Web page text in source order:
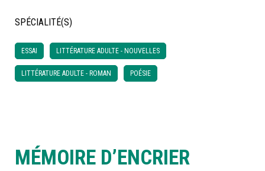
À LA POINTE DE LA PROFESSION
À PROPOS DEVENIR MEMBRE
MÉMOIRE D’ENCRIER
SPÉCIALITÉ(S)
ESSAI LITTÉRATURE ADULTE - NOUVELLES
LITTÉRATURE ADULTE - ROMAN POÉSIE